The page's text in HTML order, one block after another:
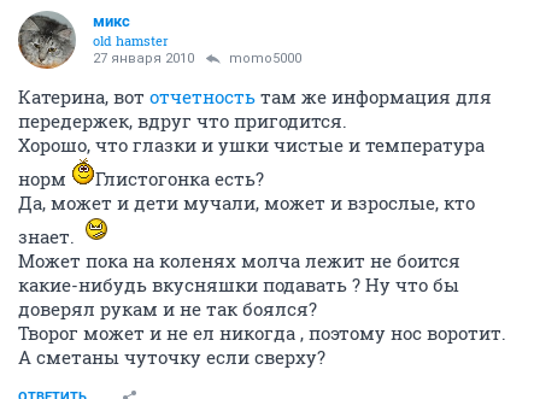
микс
old hamster
27 января 2010 momo5000
Катерина, вот отчетность там же информация для
передержек, вдруг что пригодится.
Хорошо, что глазки и ушки чистые и температура
норм
Глистогонка есть?
Да, может и дети мучали, может и взрослые, кто
знает.
Может пока на коленях молча лежит не боится
какие-нибудь вкусняшки подавать ? Ну что бы
доверял рукам и не так боялся?
Творог может и не ел никогда , поэтому нос воротит.
А сметаны чуточку если сверху?